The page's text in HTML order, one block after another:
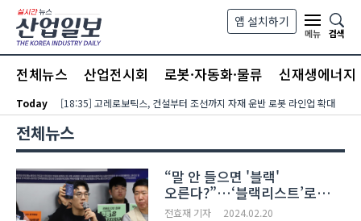
본문 바로가기
앱 설치하기
메뉴
검색
전체뉴스 산업전시회 로봇·자동화·물류 신재생에너지
Today [18:35] 고레로보틱스, 건설부터 조선까지 자재 운반 로봇 라인업 확대
전체뉴스
“말 안 들으면 '블랙'
오른다?”…‘블랙리스트’로
노동자 통제한 쿠팡
전효재 기자 2024.02.20